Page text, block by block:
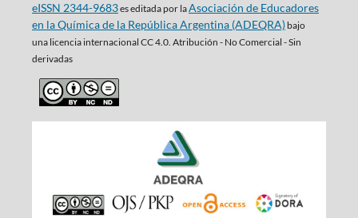
eISSN 2344-9683es editada por laAsociación de Educadores
en la Química de la República Argentina (ADEQRA)bajo
una licencia internacional CC 4.0. Atribución - No Comercial - Sin
derivadas